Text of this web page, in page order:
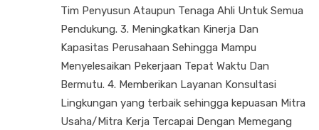
Tim Penyusun Ataupun Tenaga Ahli Untuk Semua
Pendukung. 3. Meningkatkan Kinerja Dan
Kapasitas Perusahaan Sehingga Mampu
Menyelesaikan Pekerjaan Tepat Waktu Dan
Bermutu. 4. Memberikan Layanan Konsultasi
Lingkungan yang terbaik sehingga kepuasan Mitra
Usaha/Mitra Kerja Tercapai Dengan Memegang